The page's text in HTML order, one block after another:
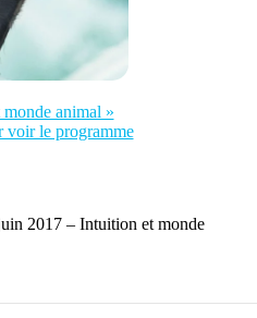
animal »
voir le programme
2017 – Intuition et monde